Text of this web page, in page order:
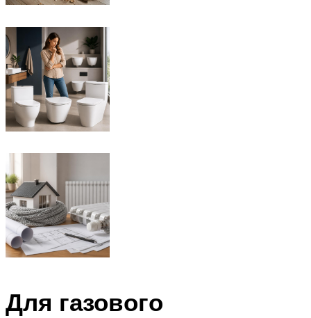
Для газового